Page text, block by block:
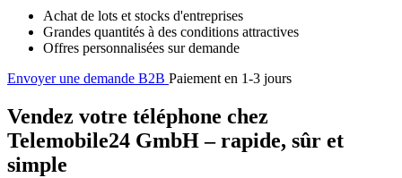
Achat de lots et stocks d'entreprises
Grandes quantités à des conditions attractives
Offres personnalisées sur demande
Envoyer une demande B2B Paiement en 1-3 jours
Vendez votre téléphone chez
Telemobile24 GmbH – rapide, sûr et
simple